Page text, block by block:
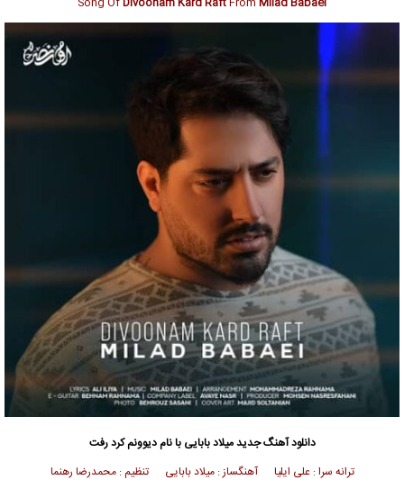
دانلود آهنگ جدیدمیلاد بابایی با نام دیوونم کرد رفت
ترانه سرا : علی ایلیا آهنگساز : میلاد بابایی تنظیم : محمدرضا رهنما